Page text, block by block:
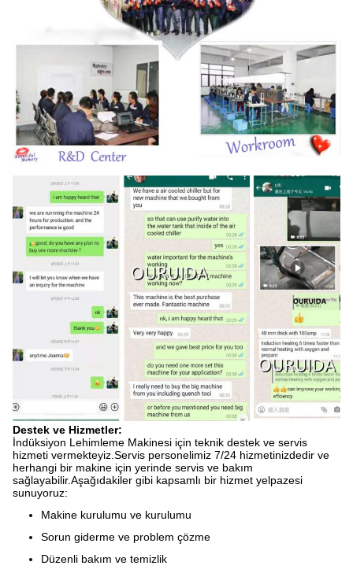
Destek ve Hizmetler:
İndüksiyon Lehimleme Makinesi için teknik destek ve servis
hizmeti vermekteyiz.Servis personelimiz 7/24 hizmetinizdedir ve
herhangi bir makine için yerinde servis ve bakım
sağlayabilir.Aşağıdakiler gibi kapsamlı bir hizmet yelpazesi
sunuyoruz:
Makine kurulumu ve kurulumu
Sorun giderme ve problem çözme
Düzenli bakım ve temizlik